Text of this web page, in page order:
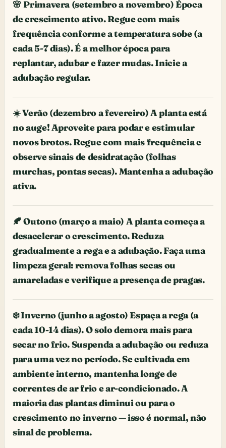
🌸 Primavera (setembro a novembro) Época
de crescimento ativo. Regue com mais
frequência conforme a temperatura sobe (a
cada 5-7 dias). É a melhor época para
replantar, adubar e fazer mudas. Inicie a
adubação regular.
☀️ Verão (dezembro a fevereiro) A planta está
no auge! Aproveite para podar e estimular
novos brotos. Regue com mais frequência e
observe sinais de desidratação (folhas
murchas, pontas secas). Mantenha a adubação
ativa.
🍂 Outono (março a maio) A planta começa a
desacelerar o crescimento. Reduza
gradualmente a rega e a adubação. Faça uma
limpeza geral: remova folhas secas ou
amareladas e verifique a presença de pragas.
❄️ Inverno (junho a agosto) Espaça a rega (a
cada 10-14 dias). O solo demora mais para
secar no frio. Suspenda a adubação ou reduza
para uma vez no período. Se cultivada em
ambiente interno, mantenha longe de
correntes de ar frio e ar-condicionado. A
maioria das plantas diminui ou para o
crescimento no inverno — isso é normal, não
sinal de problema.